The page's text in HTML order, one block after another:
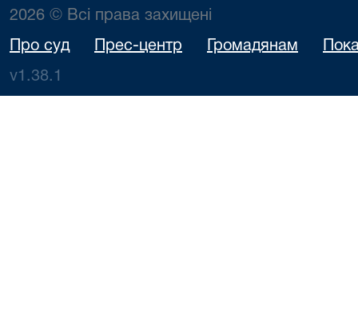
2026 © Всі права захищені
Про суд Прес-центр Громадянам
v1.38.1